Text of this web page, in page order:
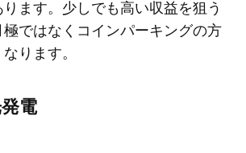
ます。少しでも高い収益を狙う
ではなくコインパーキングの方
ります。
電